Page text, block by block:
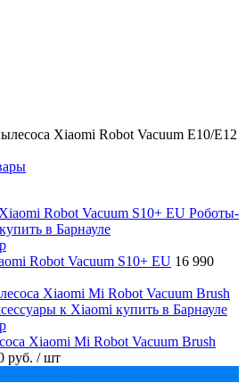
Xiaomi Robot Vacuum Е10/E12
Robot Vacuum S10+ EU 16 990
Xiaomi Mi Robot Vacuum Brush
руб. / шт